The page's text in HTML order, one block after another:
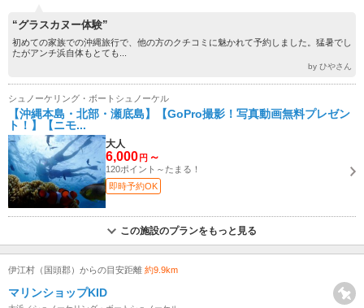
“グラスカヌー体験”
初めての家族での沖縄旅行で、他の方のクチコミに魅かれて予約しました。猛暑でし
たがアンチ浜自体もとても...
by ひやさん
シュノーケリング・ボートシュノーケル
【沖縄本島・北部・瀬底島】【GoPro撮影！写真動画無料プレゼン
ト！】【ニモ...
大人
6,000 円 ～
120ポイント～たまる！
即時予約OK
この施設のプランをもっと見る
伊江村（国頭郡）からの目安距離 約9.9km
マリンショップKID